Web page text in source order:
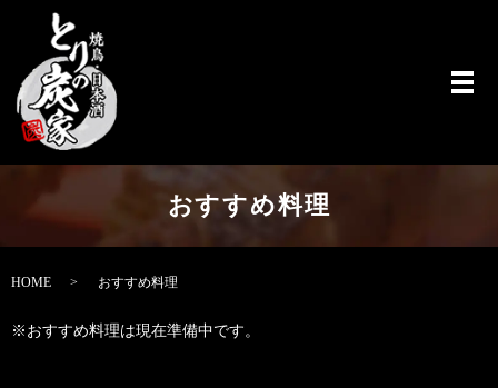
メ
おすすめ料理
HOME おすすめ料理
※おすすめ料理は現在準備中です。